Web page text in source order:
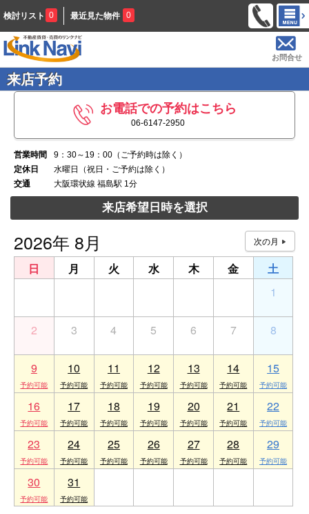
検討リスト 0 最近見た物件 0
お問合せ
来店予約
お電話での予約はこちら
06-6147-2950
営業時間
9：30～19：00（ご予約時は除く）
定休日
水曜日（祝日・ご予約は除く）
交通
大阪環状線 福島駅 1分
来店希望日時を選択
2026年 8月
日 月 火 水 木 金
土
1
2 3 4 5 6 7 8
9 10 11 12 13 14 15
16 17 18 19 20 21 22
23 24 25 26 27 28 29
30 31